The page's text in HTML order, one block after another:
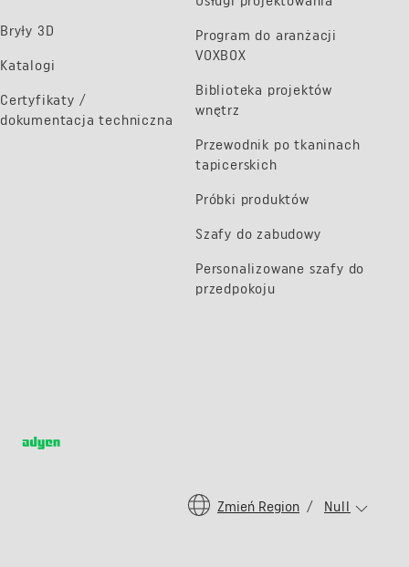
Bryły 3D
Katalogi
Certyfikaty /
dokumentacja techniczna
Program do aranżacji
VOXBOX
Biblioteka projektów
wnętrz
Przewodnik po tkaninach
tapicerskich
Próbki produktów
Szafy do zabudowy
Personalizowane szafy do
przedpokoju
Zmień Region / Null